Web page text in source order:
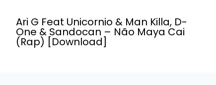
Ari G Feat Unicornio & Man Killa, D-
One & Sandocan – Não Maya Cai
(Rap) [Download]